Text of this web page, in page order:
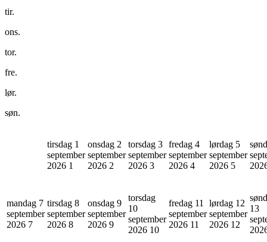
tir.
ons.
tor.
fre.
lør.
søn.
tirsdag 1
september
2026 1
onsdag 2
september
2026 2
torsdag 3
september
2026 3
fredag 4
september
2026 4
lørdag 5
september
2026 5
mandag 7
september
2026 7
tirsdag 8
september
2026 8
onsdag 9
september
2026 9
torsdag
10
september
2026 10
fredag 11
september
2026 11
lørdag 12
september
2026 12
13